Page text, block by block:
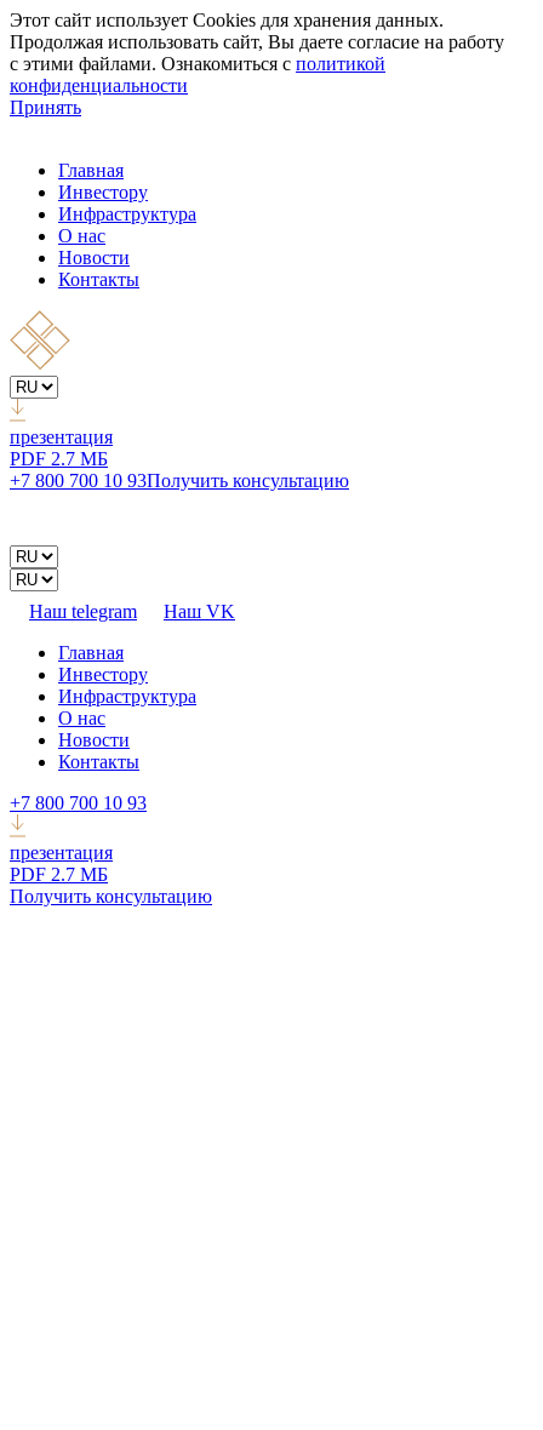
Этот сайт использует Cookies для хранения данных.
Продолжая использовать сайт, Вы даете согласие на работу
с этими файлами. Ознакомиться с политикой
конфиденциальности
Принять
Главная
Инвестору
Инфраструктура
О нас
Новости
Контакты
презентация
PDF 2.7 МБ
+7 800 700 10 93Получить консультацию
Наш telegram
Наш VK
Главная
Инвестору
Инфраструктура
О нас
Новости
Контакты
+7 800 700 10 93
презентация
PDF 2.7 МБ
Получить консультацию